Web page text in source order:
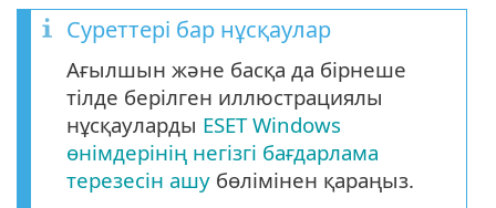
Суреттері бар нұсқаулар
Ағылшын және басқа да бірнеше
тілде берілген иллюстрациялы
нұсқауларды ESET Windows
өнімдерінің негізгі бағдарлама
терезесін ашу бөлімінен қараңыз.